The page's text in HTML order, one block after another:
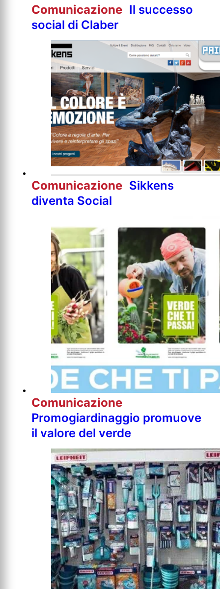
Comunicazione Il successo
social di Claber
Comunicazione Sikkens
diventa Social
Comunicazione
Promogiardinaggio promuove
il valore del verde